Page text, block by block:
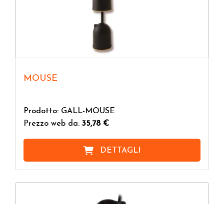
MOUSE
Prodotto: GALL-MOUSE
Prezzo web da: 35,78 €
DETTAGLI